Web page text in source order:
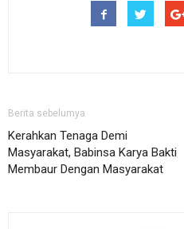
Berita sebelumya
Kerahkan Tenaga Demi
Masyarakat, Babinsa Karya Bakti
Membaur Dengan Masyarakat